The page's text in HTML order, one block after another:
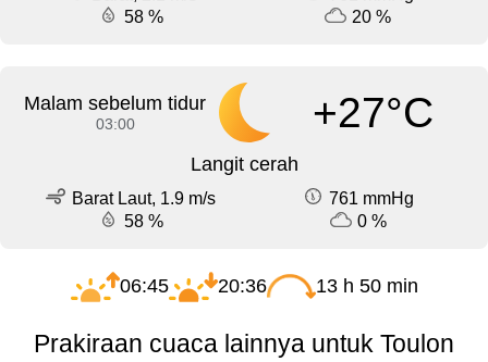
58 %
20 %
Malam sebelum tidur
03:00 +27°C
Langit cerah
Barat Laut, 1.9 m/s
761 mmHg
58 %
0 %
06:45 20:36 13 h 50 min
Prakiraan cuaca lainnya untuk Toulon